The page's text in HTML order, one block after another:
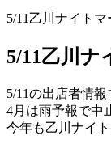
5/11乙川ナイト
5/11乙川ナ
5/11の出店者情報
4月は雨予報で中
今年も乙川ナイ